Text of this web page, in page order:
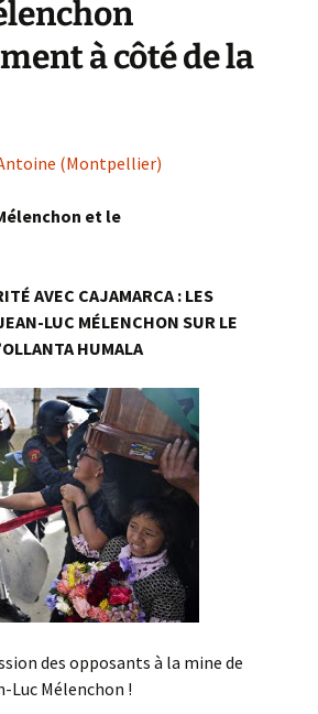
à côté de la
(Montpellier)
et le
AVEC CAJAMARCA : LES
LUC MÉLENCHON SUR LE
HUMALA
des opposants à la mine de
Luc Mélenchon !